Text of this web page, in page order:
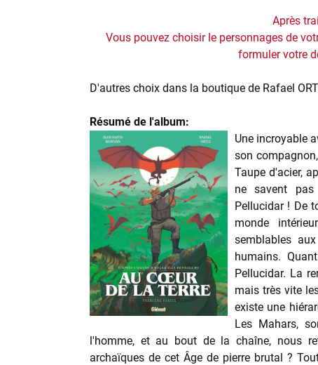
Après
Vous pouvez choisir le personnages de
formuler votre
D'autres choix dans la boutique de Rafael
Résumé de l'album:
Une incroyable
son
Taupe d'acier,
ne savent pas
Pellucidar ! De
monde
semblables
humains.
Pellucidar. La
mais très vite
existe une
Les Mahars,
l'homme, et au bout de la chaîne, nous
archaïques de cet Âge de pierre brutal ?